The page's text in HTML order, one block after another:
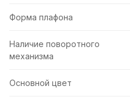
Форма плафона
Наличие поворотного
механизма
Основной цвет